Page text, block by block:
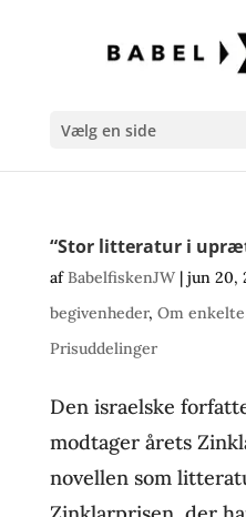
Vælg en side
“Stor litteratur i
afBabelfiskenJW| jun 20,
begivenheder, Om
Prisuddelinger
Den israelske
modtager årets
novellen som